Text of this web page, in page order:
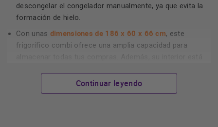
descongelar el congelador manualmente, ya que evita la
formación de hielo.
Con unas dimensiones de 186 x 60 x 66 cm, este
frigorífico combi ofrece una amplia capacidad para
distribución de los alimentos.
El acabado enacero mate antihuellasle da un toque
Continuar leyendo